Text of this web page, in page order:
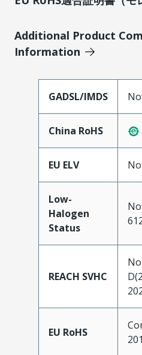
Additional Product
Information
GADSL/IMDS
China RoHS
EU ELV
Low-
Halogen
Status
REACH SVHC
EU RoHS